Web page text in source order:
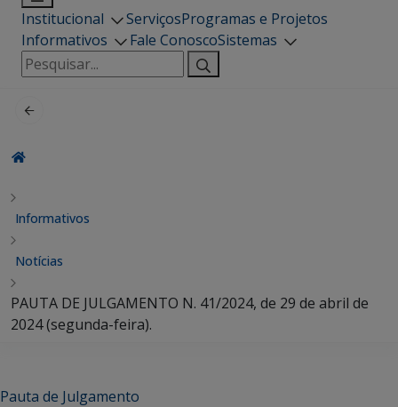
Institucional ServiçosProgramas e Projetos
Informativos
Fale ConoscoSistemas
Pesquisar
por:
Informativos
Notícias
PAUTA DE JULGAMENTO N. 41/2024, de 29 de abril de
2024 (segunda-feira).
Pauta de Julgamento